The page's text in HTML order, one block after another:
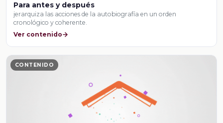
Para antes y después
jerarquiza las acciones de la autobiografía en un orden
cronológico y coherente.
Ver contenido
CONTENIDO